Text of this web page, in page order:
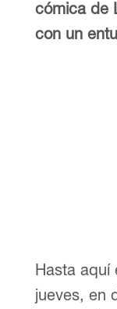
cómica de
con un
Hasta aquí
jueves, en